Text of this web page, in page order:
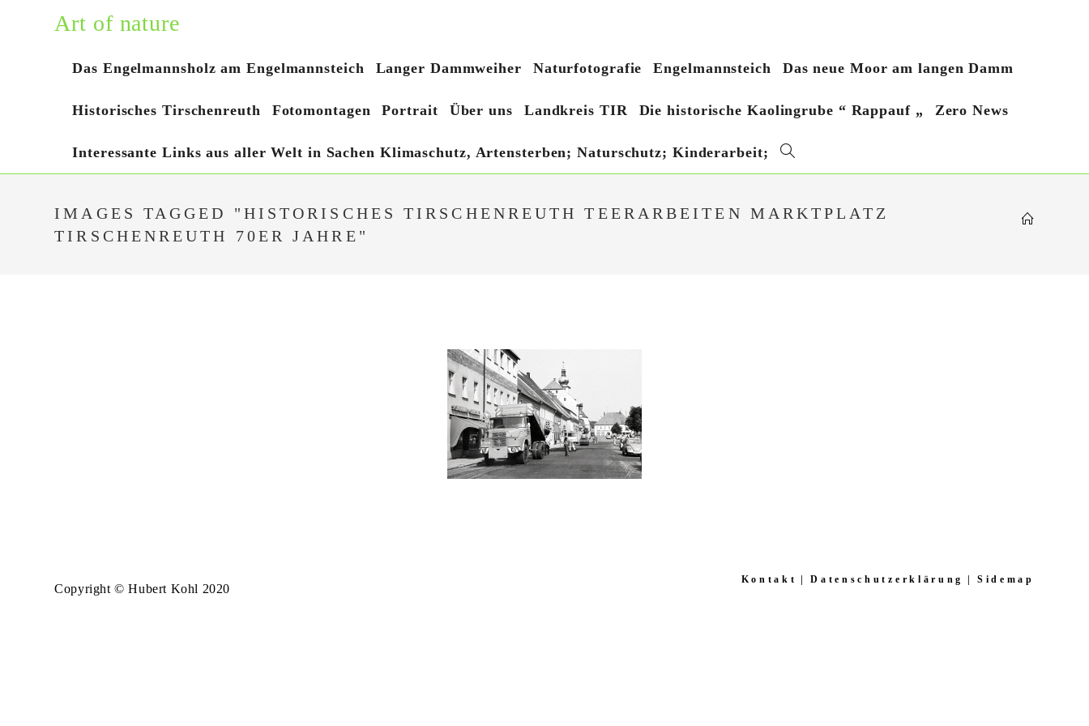
Art of nature
Das Engelmannsholz am Engelmannsteich Langer Dammweiher Naturfotografie Engelmannsteich Das neue Moor am langen Damm
Historisches Tirschenreuth Fotomontagen Portrait Über uns Landkreis TIR Die historische Kaolingrube “ Rappauf „ Zero News
Interessante Links aus aller Welt in Sachen Klimaschutz, Artensterben; Naturschutz; Kinderarbeit; Website-
IMAGES TAGGED "HISTORISCHES TIRSCHENREUTH TEERARBEITEN MARKTPLATZ
TIRSCHENREUTH 70ER JAHRE"
Kontakt Datenschutzerklärung Sidemap
Copyright © Hubert Kohl 2020